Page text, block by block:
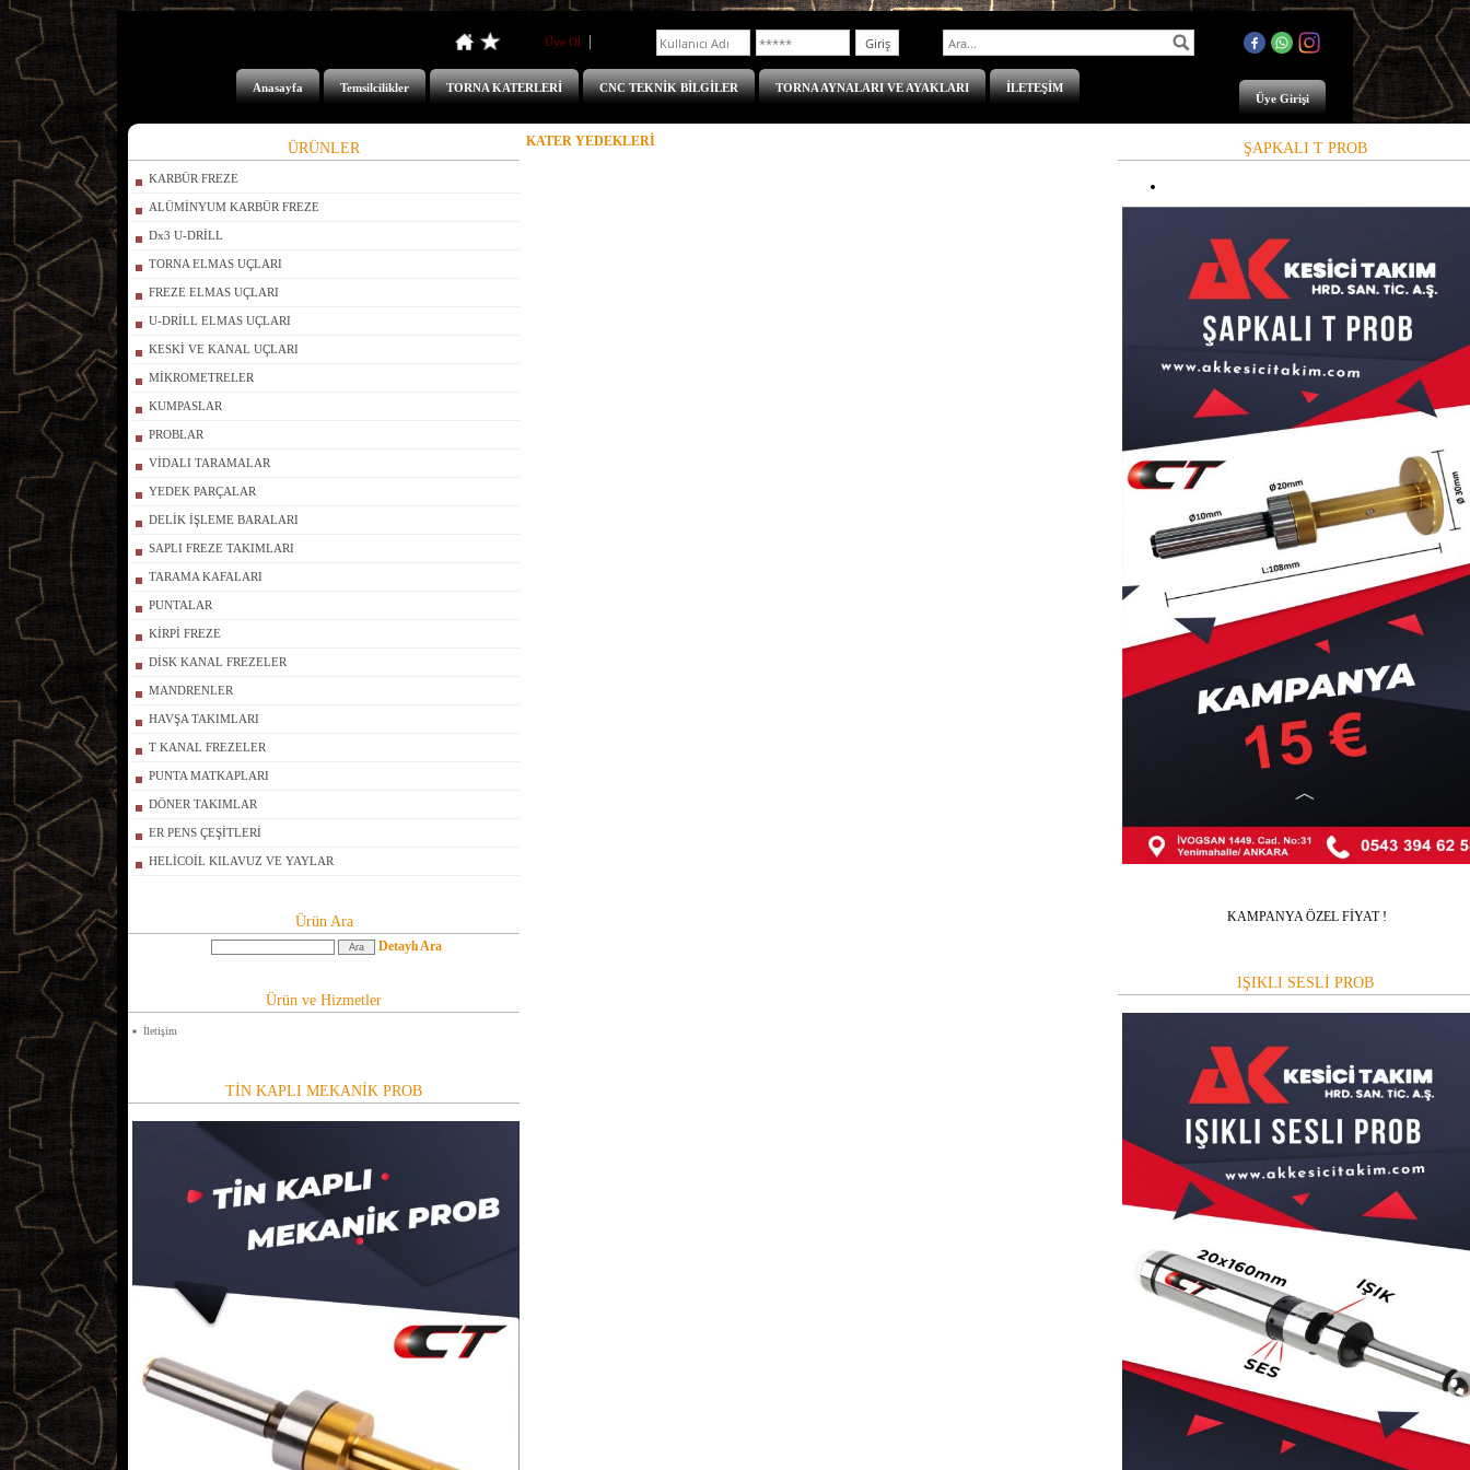
Üye Ol
Anasayfa Temsilcilikler TORNA KATERLERİ CNC TEKNİK BİLGİLER TORNA AYNALARI VE AYAKLARI
İLETEŞİM
Üye Girişi
ÜRÜNLER
KARBÜR FREZE
ALÜMİNYUM KARBÜR FREZE
Dx3 U-DRİLL
TORNA ELMAS UÇLARI
FREZE ELMAS UÇLARI
U-DRİLL ELMAS UÇLARI
KESKİ VE KANAL UÇLARI
MİKROMETRELER
KUMPASLAR
PROBLAR
VİDALI TARAMALAR
YEDEK PARÇALAR
DELİK İŞLEME BARALARI
SAPLI FREZE TAKIMLARI
TARAMA KAFALARI
PUNTALAR
KİRPİ FREZE
DİSK KANAL FREZELER
MANDRENLER
HAVŞA TAKIMLARI
T KANAL FREZELER
PUNTA MATKAPLARI
DÖNER TAKIMLAR
ER PENS ÇEŞİTLERİ
HELİCOİL KILAVUZ VE YAYLAR
Ürün Ara
Detaylı Ara
Ürün ve Hizmetler
İletişim
TİN KAPLI MEKANİK PROB
KATER YEDEKLERİ ŞAPKALI T PROB
KAMPANYA ÖZEL FİYAT !
IŞIKLI SESLİ PROB